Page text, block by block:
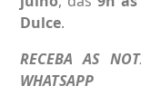
Dulce.
RECEBA AS
WHATSAPP